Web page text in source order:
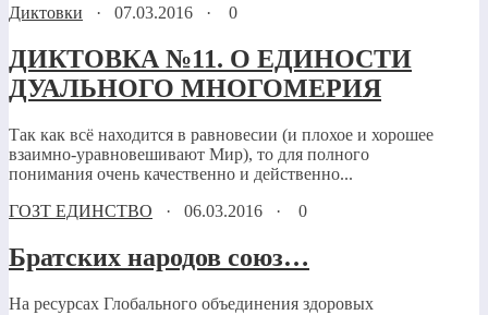
Диктовки · 07.03.2016 · 0
ДИКТОВКА №11. О ЕДИНОСТИ
ДУАЛЬНОГО МНОГОМЕРИЯ
Так как всё находится в равновесии (и плохое и хорошее
взаимно-уравновешивают Мир), то для полного
понимания очень качественно и действенно...
ГОЗТ ЕДИНСТВО · 06.03.2016 · 0
Братских народов союз…
На ресурсах Глобального объединения здоровых